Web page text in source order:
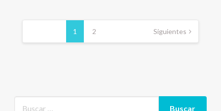
Paginación
entradas
1 2 Siguientes